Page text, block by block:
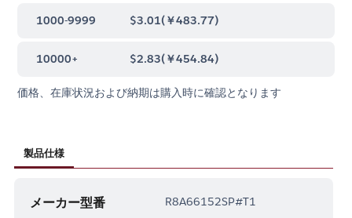
1000-9999 $3.01(￥483.77)
10000+ $2.83(￥454.84)
価格、在庫状況および納期は購入時に確認となります
製品仕様
メーカー型番 R8A66152SP#T1